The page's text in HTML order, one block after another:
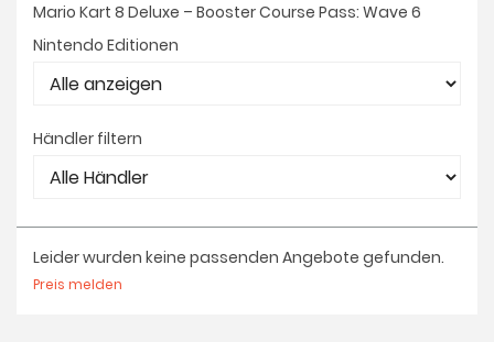
Mario Kart 8 Deluxe – Booster Course Pass: Wave 6
Nintendo Editionen
Händler filtern
Leider wurden keine passenden Angebote gefunden.
Preis melden